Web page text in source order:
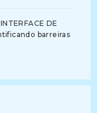
DE
barreiras